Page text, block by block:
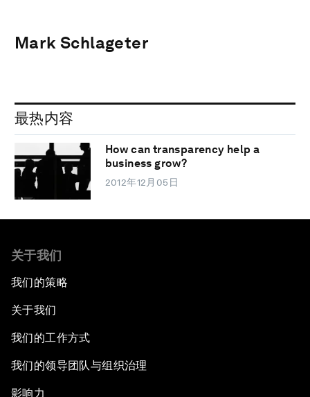
Mark Schlageter
最热内容
How can transparency help a
business grow?
2012年12月05日
关于我们
我们的策略
关于我们
我们的工作方式
我们的领导团队与组织治理
影响力